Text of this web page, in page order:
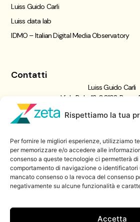
Rispettiamo la tua
Per fornire le migliori esperienze, utilizziamo
per memorizzare e/o accedere alle
consenso a queste tecnologie ci permetterà
comportamento di navigazione o identificatori
mancato consenso o la revoca del consenso
negativamente su alcune funzionalità e
Accetta
Luiss Guido Carli
Luiss data lab
IDMO – Italian Digital Media Observatory
Contatti
Luiss Guido Carli
Viale Pola, 12, 00198 Roma
06 8522 5358
Iscriviti a
Zeta Data Lab
Iscriviti alla nostra